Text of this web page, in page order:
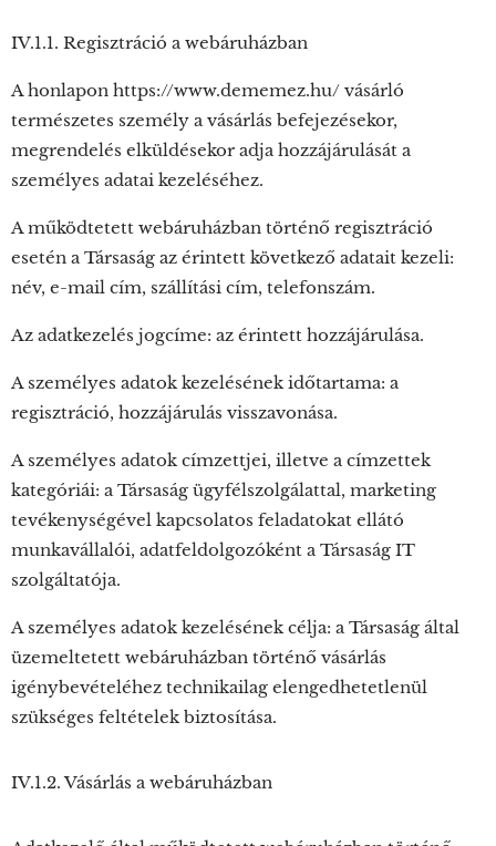
IV.1.1. Regisztráció a webáruházban
A honlapon https://www.dememez.hu/ vásárló
természetes személy a vásárlás befejezésekor,
megrendelés elküldésekor adja hozzájárulását a
személyes adatai kezeléséhez.
A működtetett webáruházban történő regisztráció
esetén a Társaság az érintett következő adatait kezeli:
név, e-mail cím, szállítási cím, telefonszám.
Az adatkezelés jogcíme: az érintett hozzájárulása.
A személyes adatok kezelésének időtartama: a
regisztráció, hozzájárulás visszavonása.
A személyes adatok címzettjei, illetve a címzettek
kategóriái: a Társaság ügyfélszolgálattal, marketing
tevékenységével kapcsolatos feladatokat ellátó
munkavállalói, adatfeldolgozóként a Társaság IT
szolgáltatója.
A személyes adatok kezelésének célja: a Társaság által
üzemeltetett webáruházban történő vásárlás
igénybevételéhez technikailag elengedhetetlenül
szükséges feltételek biztosítása.
IV.1.2. Vásárlás a webáruházban